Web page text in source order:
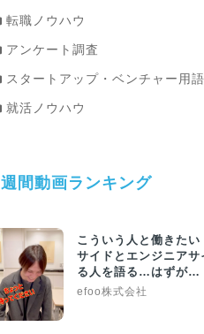
転職ノウハウ
アンケート調査
スタートアップ・ベンチャー用
就活ノウハウ
週間動画ランキング
こういう人と働きたい
サイドとエンジニアサ
る人を語る…はずが…
efoo株式会社